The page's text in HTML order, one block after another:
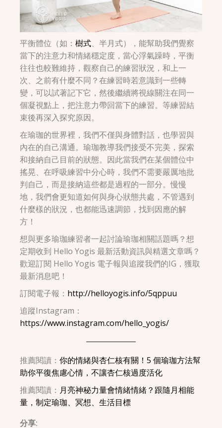
平衡體位（如：樹式、半月式），能幫助我們覺察
當下的注意力和情緒穩定度，當心浮氣躁時，平衡
往往也較難維持，觀察自己的練習狀況，和上一
次、之前有什麼不同？在練習時若意識到一些轉
變，可以試著記下它，然後繼續將視線關注在同一
個凝視點上，把注意力帶回當下的練習。等練習結
束後再深入探究原因。
在瑜珈的世界裡，我們不僅與身體對話，也學習與
內在的自己溝通。瑜珈教導我們接受不完美，探索
和接納自己目前的狀態。因此當我們在某個體位中
搖晃、在呼吸練習中分心時，我們不需要嚴厲地批
判自己，而是接納這些都是過程的一部分。慢慢
地，我們會更知道如何與身心狀態共處，不管遇到
什麼樣的狀況，也都能迅速調節，找到因應的解
方！
想與更多瑜珈練習者一起討論瑜珈相關話題嗎？想
定期收到 Hello Yogis 最新活動資訊與精選文章嗎？
歡迎訂閱 Hello Yogis 電子報與追蹤我們的IG，獲取
最新消息吧！
訂閱電子報： http://helloyogis.info/5qppuu
追蹤Instagram：
https://www.instagram.com/hello_yogis/
推薦閱讀：你的情緒與杏仁核有關！5 個瑜珈方法幫
助你平復焦慮心情，不讓杏仁核過度活化
推薦閱讀： 月亮神秘力量會情緒情緒？跟隨月相能
量，制定瑜珈、冥想、生活目標
分享: